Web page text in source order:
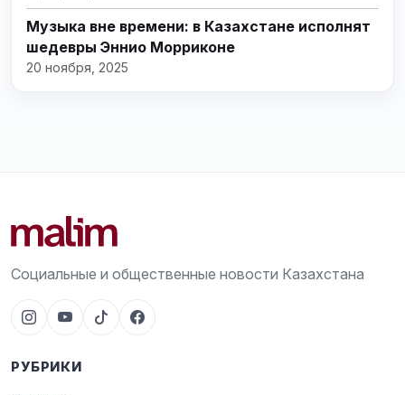
Музыка вне времени: в Казахстане исполнят
шедевры Эннио Морриконе
20 ноября, 2025
Социальные и общественные новости Казахстана
РУБРИКИ